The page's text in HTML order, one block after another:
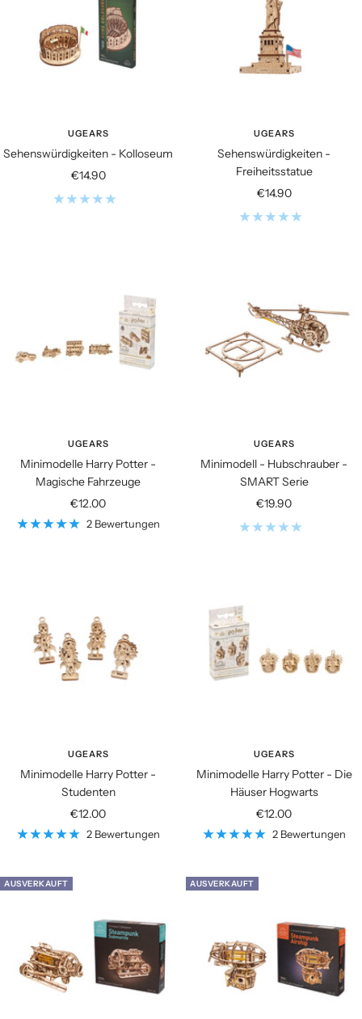
UGEARS
Sehenswürdigkeiten - Kolloseum
Angebotspreis
€14.90
UGEARS
Sehenswürdigkeiten -
Freiheitsstatue
Angebotspreis
€14.90
UGEARS
Minimodelle Harry Potter -
Magische Fahrzeuge
Angebotspreis
€12.00
2 Bewertungen
UGEARS
Minimodell - Hubschrauber -
SMART Serie
Angebotspreis
€19.90
UGEARS
Minimodelle Harry Potter -
Studenten
Angebotspreis
€12.00
2 Bewertungen
UGEARS
Minimodelle Harry Potter - Die
Häuser Hogwarts
Angebotspreis
€12.00
2 Bewertungen
AUSVERKAUFT AUSVERKAUFT